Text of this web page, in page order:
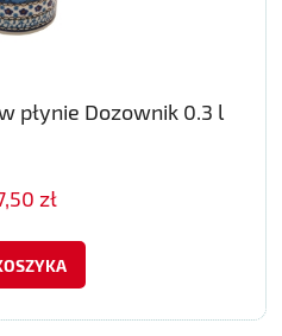
płynie Dozownik 0.3 l
zł